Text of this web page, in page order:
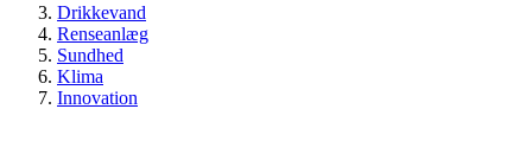
Drikkevand
Renseanlæg
Sundhed
Klima
Innovation